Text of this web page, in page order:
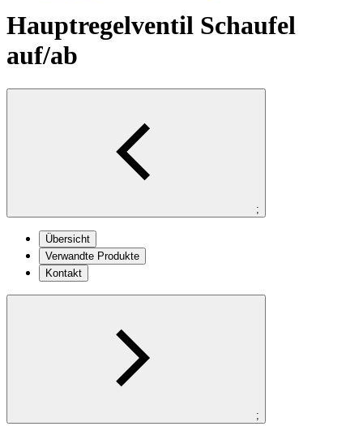
Hauptregelventil Schaufel
auf/ab
;
Übersicht
Verwandte Produkte
Kontakt
;